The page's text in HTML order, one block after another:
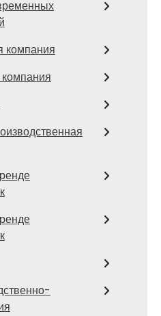
компания
компания